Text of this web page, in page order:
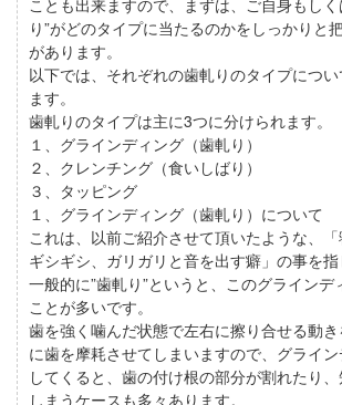
ことも出来ますので、まずは、ご自身もし
り”がどのタイプに当たるのかをしっかりと
があります。
以下では、それぞれの歯軋りのタイプにつ
ます。
歯軋りのタイプは主に3つに分けられます。
１、グラインディング（歯軋り）
２、クレンチング（食いしばり）
３、タッピング
１、グラインディング（歯軋り）について
これは、以前ご紹介させて頂いたような、「
ギシギシ、ガリガリと音を出す癖」の事を指
一般的に”歯軋り”というと、このグラインデ
ことが多いです。
歯を強く噛んだ状態で左右に擦り合せる動
に歯を摩耗させてしまいますので、グライ
してくると、歯の付け根の部分が割れたり
しまうケースも多々あります。